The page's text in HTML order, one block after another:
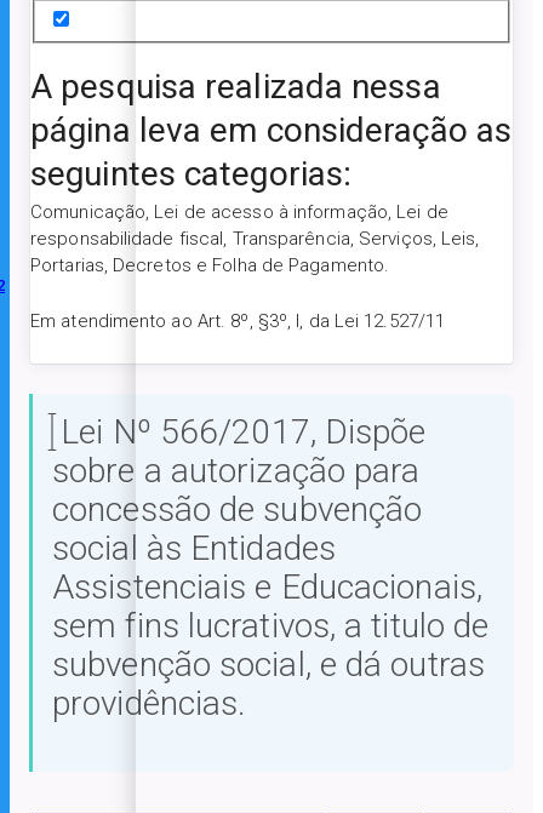
A pesquisa realizada nessa
página leva em consideração as
seguintes categorias:
Comunicação, Lei de acesso à informação, Lei de
responsabilidade fiscal, Transparência, Serviços, Leis,
Portarias, Decretos e Folha de Pagamento.
Em atendimento ao Art. 8º, §3º, I, da Lei 12.527/11
Lei Nº 566/2017, Dispõe
sobre a autorização para
concessão de subvenção
social às Entidades
Assistenciais e Educacionais,
sem fins lucrativos, a titulo de
subvenção social, e dá outras
providências.